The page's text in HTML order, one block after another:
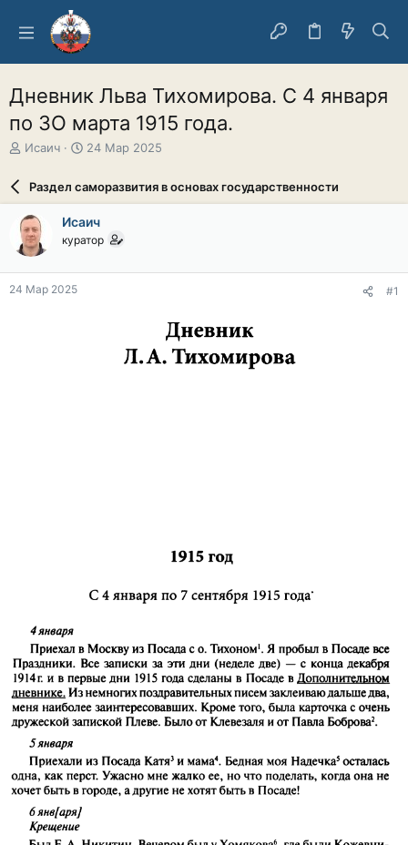
Дневник Льва Тихомирова. С 4 января
по ЗО марта 1915 года.
А
о
р
т
е
м
ы
Исаич
Д
а
а
ч
л
24 Мар 2025
Раздел саморазвития в основах государственности
Исаич
куратор
24 Мар 2025 #1